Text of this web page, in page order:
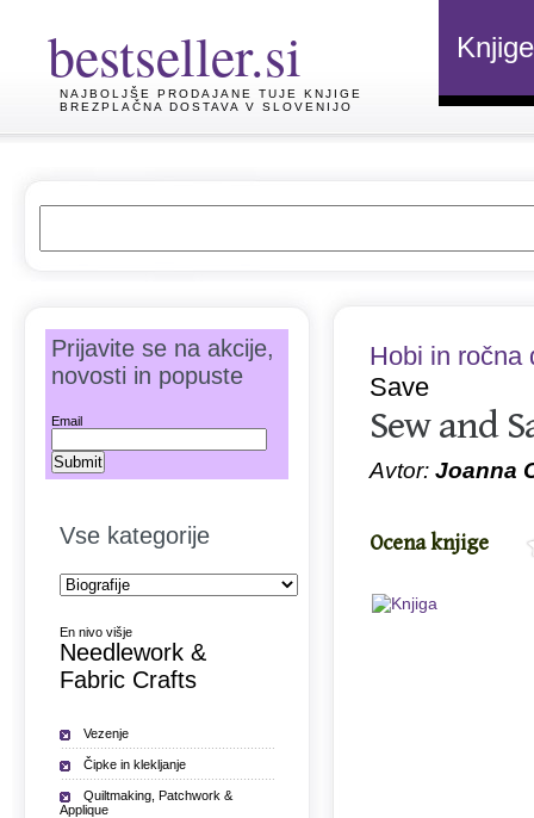
bestseller.si
NAJBOLJŠE PRODAJANE TUJE KNJIGE
BREZPLAČNA DOSTAVA V SLOVENIJO
Knjige
Hobi in ročna
Save
Sew and
Avtor: Joanna
Ocena knjige
Prijavite se na akcije,
novosti in popuste
Email
Vse kategorije
En nivo višje
Needlework &
Fabric Crafts
Vezenje
Čipke in klekljanje
Quiltmaking, Patchwork &
Applique